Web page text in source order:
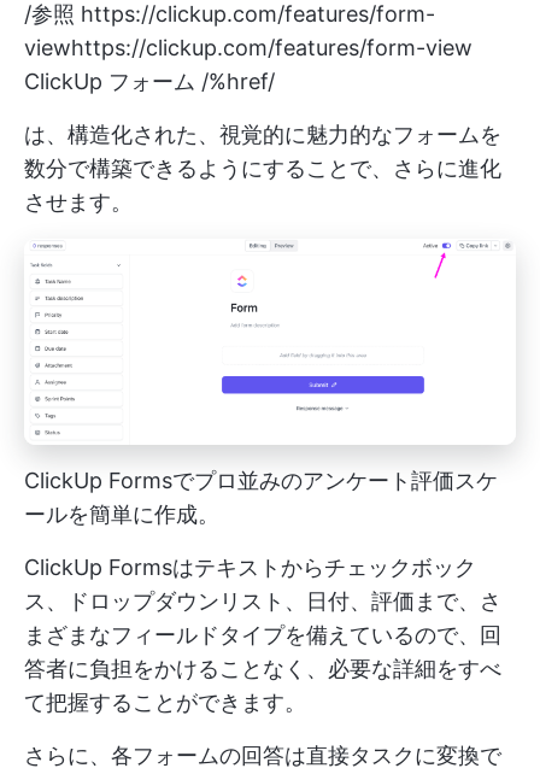
/参照 https://clickup.com/features/form-
viewhttps://clickup.com/features/form-view
ClickUp フォーム /%href/
は、構造化された、視覚的に魅力的なフォームを
数分で構築できるようにすることで、さらに進化
させます。
ClickUp Formsでプロ並みのアンケート評価スケ
ールを簡単に作成。
ClickUp Formsはテキストからチェックボック
ス、ドロップダウンリスト、日付、評価まで、さ
まざまなフィールドタイプを備えているので、回
答者に負担をかけることなく、必要な詳細をすべ
て把握することができます。
さらに、各フォームの回答は直接タスクに変換で